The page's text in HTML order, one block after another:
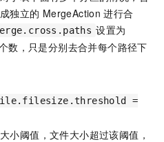
独立的 MergeAction 进行合
设置为
数，只是分别去合并每个路径下
=
小阈值，文件大小超过该阈值，